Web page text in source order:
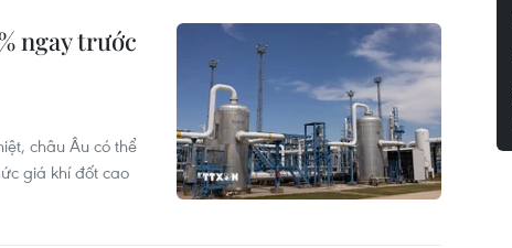
ngay trước
châu Âu có thể
giá khí đốt cao